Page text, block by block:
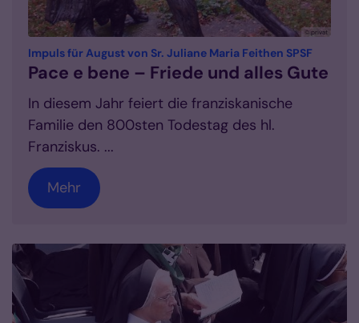
© privat
Impuls für August von Sr. Juliane Maria Feithen SPSF
Pace e bene – Friede und alles Gute
In diesem Jahr feiert die franziskanische
Familie den 800sten Todestag des hl.
Franziskus. ...
Mehr